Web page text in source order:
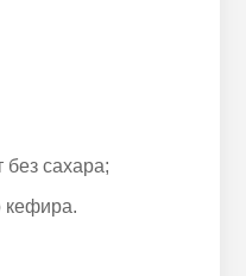
без сахара;
кефира.